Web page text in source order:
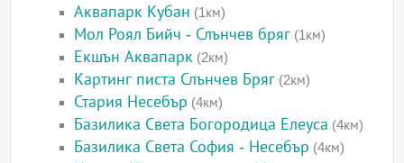
Аквапарк Кубан (1км)
Мол Роял Бийч - Слънчев бряг (1км)
Екшън Аквапарк (2км)
Картинг писта Слънчев Бряг (2км)
Стария Несебър (4км)
Базилика Света Богородица Елеуса (4км)
Базилика Света София - Несебър (4км)